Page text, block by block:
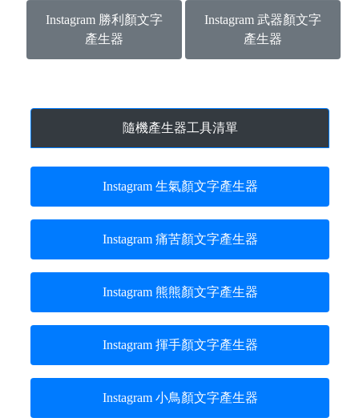
Instagram 勝利顏文字
產生器
Instagram 武器顏文字
產生器
隨機產生器工具清單
Instagram 生氣顏文字產生器
Instagram 痛苦顏文字產生器
Instagram 熊熊顏文字產生器
Instagram 揮手顏文字產生器
Instagram 小鳥顏文字產生器